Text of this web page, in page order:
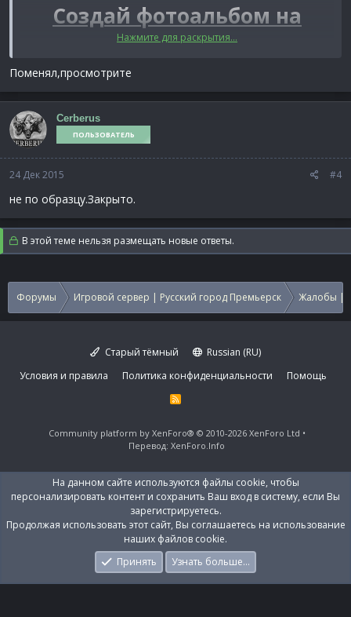
Создай фотоальбом на
любимом форуме -
бесплатный хостинг
фотографий
Нажмите для раскрытия...
Поменял,просмотрите
Cerberus
ПОЛЬЗОВАТЕЛЬ
24 Дек 2015 #4
не по образцу.Закрыто.
В этой теме нельзя размещать новые ответы.
Форумы Игровой сервер | Русский город Премьерск Жалобы |
Старый тёмный
Russian (RU)
Условия и правила
Политика конфиденциальности Помощь
R
Community platform by XenForo® © 2010-2026 XenForo Ltd
Перевод: XenForo.Info